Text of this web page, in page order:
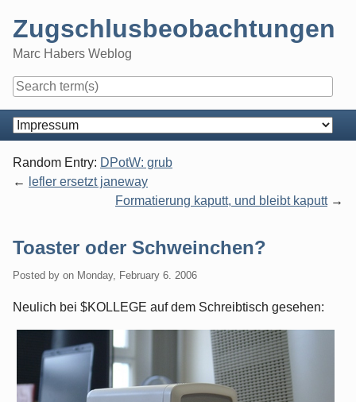
content
Zugschlusbeobachtungen
Marc Habers Weblog
Navigation
Random Entry: DPotW: grub
lefler ersetzt janeway
Formatierung kaputt, und bleibt kaputt
Toaster oder Schweinchen?
Posted by on Monday, February 6. 2006
Neulich bei $KOLLEGE auf dem Schreibtisch gesehen: